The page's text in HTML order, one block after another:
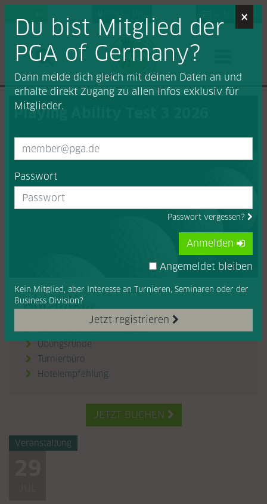
Job-Portal
Playing Ability Test 3 2026
Veranstaltung
Quicklinks
 Übungsrunde
 Turnierbüro
 Hotelempfehlung
JETZT BUCHEN 
×
Du bist Mitglied der
PGA of Germany?
Dann melde dich gleich mit deinen Daten an und
erhalte direkt Zugang zu allen Infos exklusiv für
Mitglieder.
Passwort
Passwort vergessen?
Jetzt registrieren
Kein Mitglied, aber Interesse an Turnieren, Seminaren oder der
Business Division?
Anmelden
Angemeldet bleiben